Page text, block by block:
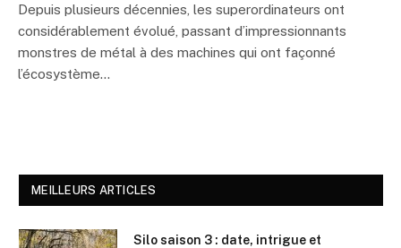
Depuis plusieurs décennies, les superordinateurs ont
considérablement évolué, passant d’impressionnants
monstres de métal à des machines qui ont façonné
l’écosystème…
MEILLEURS ARTICLES
Silo saison 3 : date, intrigue et